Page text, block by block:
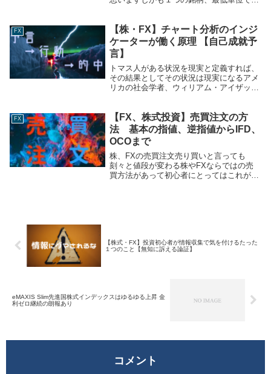
ますそんな人はまず、投資信託から始めた
らいいと思...
FX
【株・FX】チャート分析のインジ
ケーターが働く原理 【自己成就予
言】
トマス人がある状況を現実と定義すれば、
その結果としてその状況は現実になるアメ
リカの社会学者、ウィリアム・アイザッ
中身を一言で表したのが冒頭の言葉ですじ
ょり男トレード...
FX
【FX、株式投資】売買注文の方
法 基本の指値、逆指値からIFD、
OCOまで
株、FXの売買注文売り買いと言っても
刻々と値段が変わる株やFXならではの売
買方法があって初心者にとってはこれがち
【株式・FX】投資初心者が情報収集で気を付けるたった
１つのこと【無知に訴える論証】
eMAXIS Slim先進国株式インデックスはゆるゆる上昇 金
利ゼロ継続の朗報あり
コメント